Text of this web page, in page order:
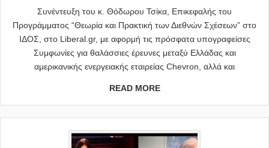
Συνέντευξη του κ. Θόδωρου Τσίκα, Επικεφαλής του
Προγράμματος “Θεωρία και Πρακτική των Διεθνών Σχέσεων” στο
ΙΔΟΣ, στο Liberal.gr, με αφορμή τις πρόσφατα υπογραφείσες
Συμφωνίες για θαλάσσιες έρευνες μεταξύ Ελλάδας και
αμερικανικής ενεργειακής εταιρείας Chevron, αλλά και
READ MORE